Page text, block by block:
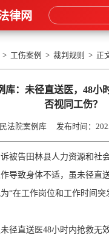
律网
> 工伤案例 > 裁判规则 > 正
库：未径直送医，48小
否视同工伤？
法院案例库 发布时间：
诉被告田林县人力资源和
导致身体不适，虽未径直
“在工作岗位和工作时间突
径直送医48小时内抢救无